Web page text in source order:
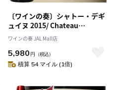
〔ワインの奏〕シャトー・デギ
ュイヌ 2015/ Chateau
d'Aiguilhe 2015
ワインの奏 JAL Mall店
5,980 円 （税込）
積算 54 マイル (1倍)